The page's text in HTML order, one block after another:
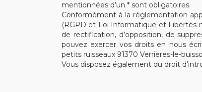
mentionnées d’un * sont obligatoires.
Conformément à la réglementation
(RGPD et Loi Informatique et Libertés
de rectification, d’opposition, de
pouvez exercer vos droits en nous
petits ruisseaux 91370 Verrières-le-
Vous disposez également du droit